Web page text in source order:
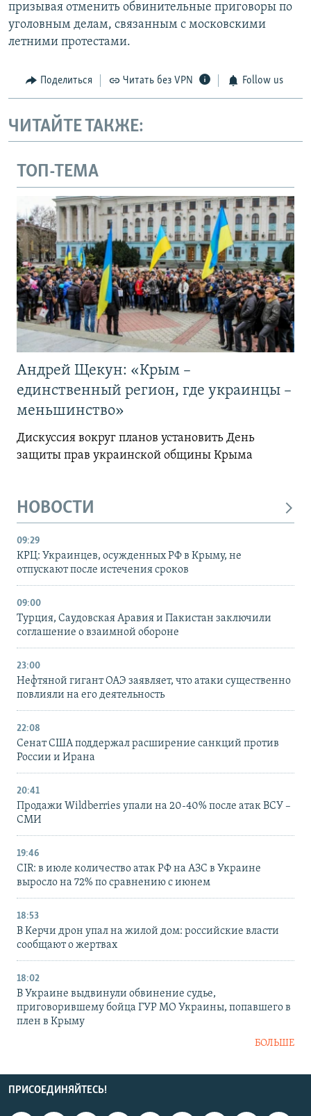
призывая отменить обвинительные приговоры по
уголовным делам, связанным с московскими
летними протестами.
Поделиться Читать без VPN Follow us
ЧИТАЙТЕ ТАКЖЕ:
ТОП-ТЕМА
Андрей Щекун: «Крым –
единственный регион, где украинцы –
меньшинство»
Дискуссия вокруг планов установить День
защиты прав украинской общины Крыма
НОВОСТИ
09:29
КРЦ: Украинцев, осужденных РФ в Крыму, не
отпускают после истечения сроков
09:00
Турция, Саудовская Аравия и Пакистан заключили
соглашение о взаимной обороне
23:00
Нефтяной гигант ОАЭ заявляет, что атаки существенно
повлияли на его деятельность
22:08
Сенат США поддержал расширение санкций против
России и Ирана
20:41
Продажи Wildberries упали на 20-40% после атак ВСУ –
СМИ
19:46
CIR: в июле количество атак РФ на АЗС в Украине
выросло на 72% по сравнению с июнем
18:53
В Керчи дрон упал на жилой дом: российские власти
сообщают о жертвах
18:02
В Украине выдвинули обвинение судье,
приговорившему бойца ГУР МО Украины, попавшего в
плен в Крыму
БОЛЬШЕ
ПРИСОЕДИНЯЙТЕСЬ!